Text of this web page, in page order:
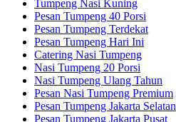
Tumpeng Nasi Kuning
Pesan Tumpeng 40 Porsi
Pesan Tumpeng Terdekat
Pesan Tumpeng Hari Ini
Catering Nasi Tumpeng
Nasi Tumpeng 20 Porsi
Nasi Tumpeng Ulang Tahun
Pesan Nasi Tumpeng Premium
Pesan Tumpeng Jakarta Selatan
Pesan Tumpeng Jakarta Pusat